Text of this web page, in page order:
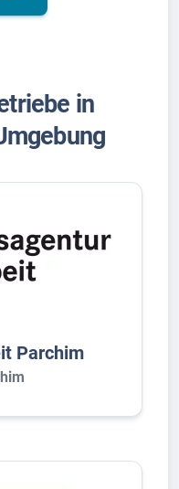
in
Parchim